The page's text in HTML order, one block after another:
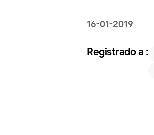
16-01-2019
Registrado a :